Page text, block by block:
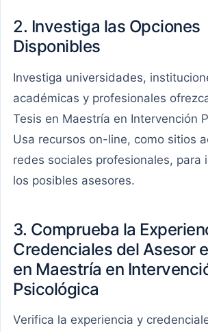
2. Investiga las Opciones
Disponibles
Investiga universidades,
académicas y profesionales
Tesis en Maestría en Intervención
Usa recursos on-line, como sitios
redes sociales profesionales, para
los posibles asesores.
3. Comprueba la
Credenciales del Asesor
en Maestría en
Psicológica
Verifica la experiencia y